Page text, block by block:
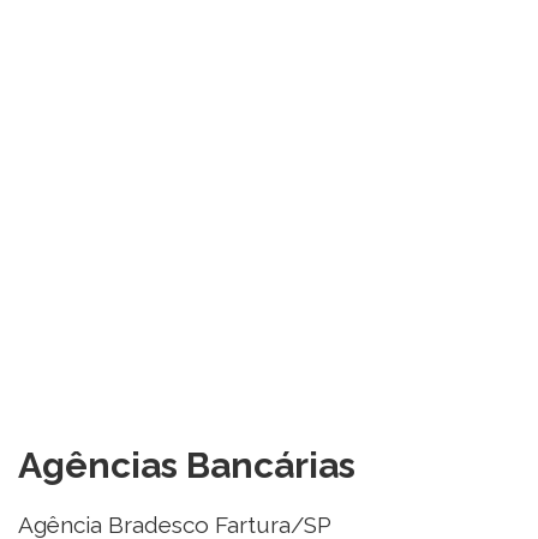
Agências Bancárias
Agência Bradesco Fartura/SP